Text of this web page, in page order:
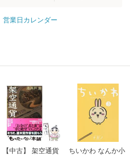
営業日カレンダー
【中古】 架空通貨
ちいかわ なんか小